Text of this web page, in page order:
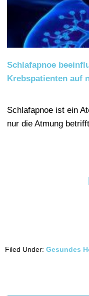
Schlafapnoe
Krebspatienten auf
Schlafapnoe ist ein
nur die Atmung
Filed Under: Gesundes